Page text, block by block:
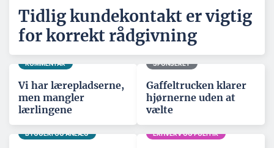
Tidlig kundekontakt er vigtig
for korrekt rådgivning
KOMMENTAR
Vi har lærepladserne,
men mangler
lærlingene
SPONSERET
Gaffeltrucken klarer
hjørnerne uden at
vælte
BYGGERI OG ANLÆG ERHVERV OG POLITIK